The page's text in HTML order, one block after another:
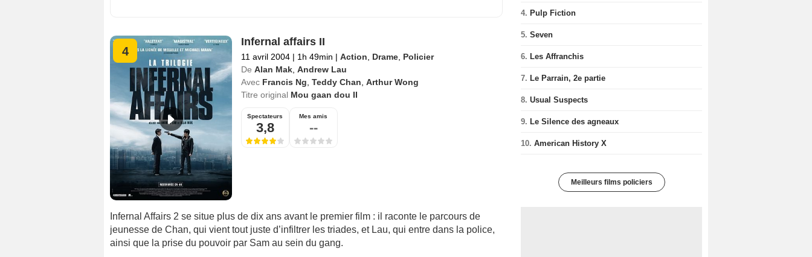
4
Infernal affairs II
11 avril 2004 | 1h 49min | Action Drame, Policier
De Alan Mak, Andrew Lau
Avec Francis Ng Teddy Chan Arthur Wong
Titre original Mou gaan dou II
Spectateurs
3,8
Mes amis
--
Infernal Affairs 2 se situe plus de dix ans avant le premier film : il raconte le parcours de
jeunesse de Chan, qui vient tout juste d’infiltrer les triades, et Lau, qui entre dans la police,
ainsi que la prise du pouvoir par Sam au sein du gang.
4. Pulp Fiction
5. Seven
6. Les Affranchis
7. Le Parrain, 2e partie
8. Usual Suspects
9. Le Silence des agneaux
10. American History X
Meilleurs films policiers